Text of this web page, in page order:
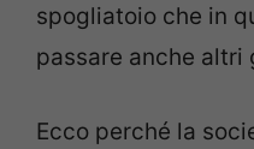
spogliatoio che in
passare anche altri
Ecco perché la